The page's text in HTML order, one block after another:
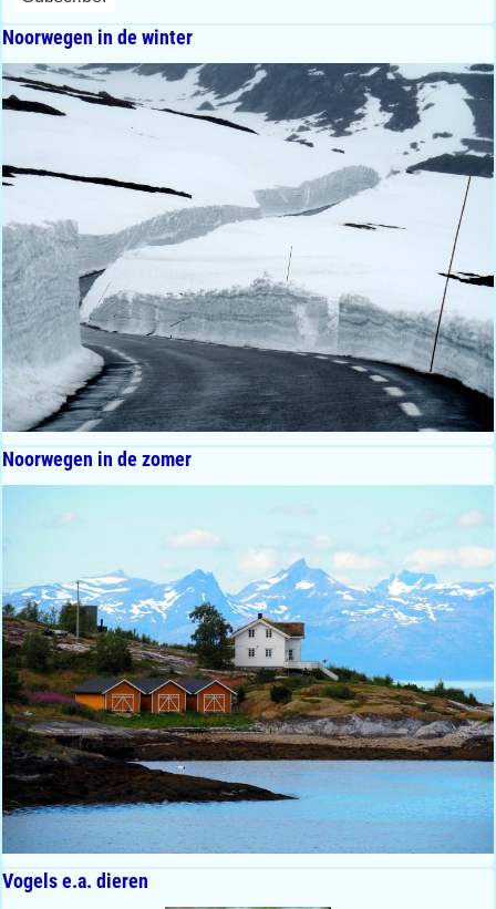
Noorwegen in de winter
Noorwegen in de zomer
Vogels e.a. dieren